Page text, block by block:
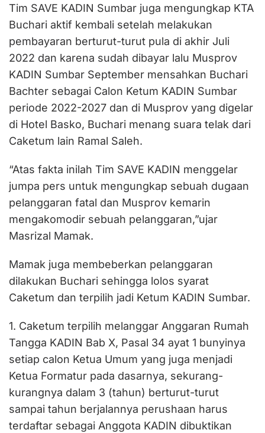
Tim SAVE KADIN Sumbar juga mengungkap KTA
Buchari aktif kembali setelah melakukan
pembayaran berturut-turut pula di akhir Juli
2022 dan karena sudah dibayar lalu Musprov
KADIN Sumbar September mensahkan Buchari
Bachter sebagai Calon Ketum KADIN Sumbar
periode 2022-2027 dan di Musprov yang digelar
di Hotel Basko, Buchari menang suara telak dari
Caketum lain Ramal Saleh.
“Atas fakta inilah Tim SAVE KADIN menggelar
jumpa pers untuk mengungkap sebuah dugaan
pelanggaran fatal dan Musprov kemarin
mengakomodir sebuah pelanggaran,”ujar
Masrizal Mamak.
Mamak juga membeberkan pelanggaran
dilakukan Buchari sehingga lolos syarat
Caketum dan terpilih jadi Ketum KADIN Sumbar.
1. Caketum terpilih melanggar Anggaran Rumah
Tangga KADIN Bab X, Pasal 34 ayat 1 bunyinya
setiap calon Ketua Umum yang juga menjadi
Ketua Formatur pada dasarnya, sekurang-
kurangnya dalam 3 (tahun) berturut-turut
sampai tahun berjalannya perushaan harus
terdaftar sebagai Anggota KADIN dibuktikan